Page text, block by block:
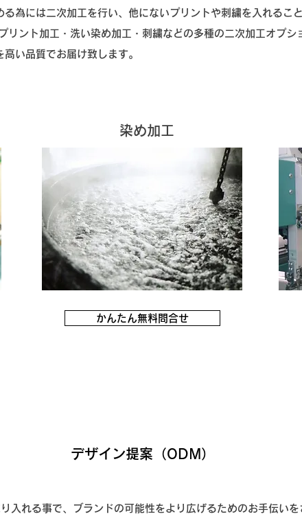
為には二次加工を行い、他にないプリントや刺繍を入れること
リント加工・洗い染め加工・刺繍などの多種の二次加工オプシ
い品質でお届け致します。
​染め加工
かんたん無料問合せ
​デザイン提案（ODM）
入れる事で、ブランドの可能性をより広げるためのお手伝いを